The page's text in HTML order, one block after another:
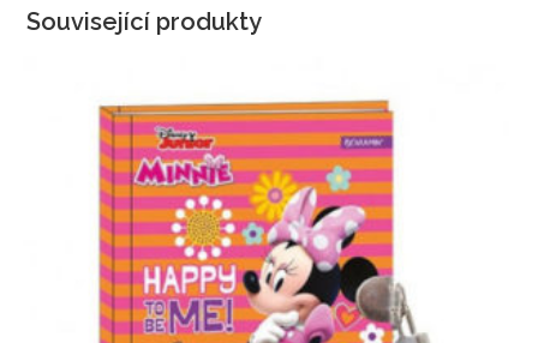
Související produkty